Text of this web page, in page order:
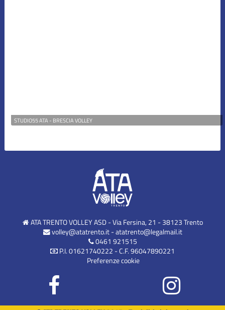
STUDIO55 ATA - BRESCIA VOLLEY
ATA TRENTO VOLLEY ASD - Via Fersina, 21 - 38123 Trento
volley@atatrento.it-atatrento@legalmail.it
0461 921515
P.I. 01621740222 - C.F. 96047890221
Preferenze cookie